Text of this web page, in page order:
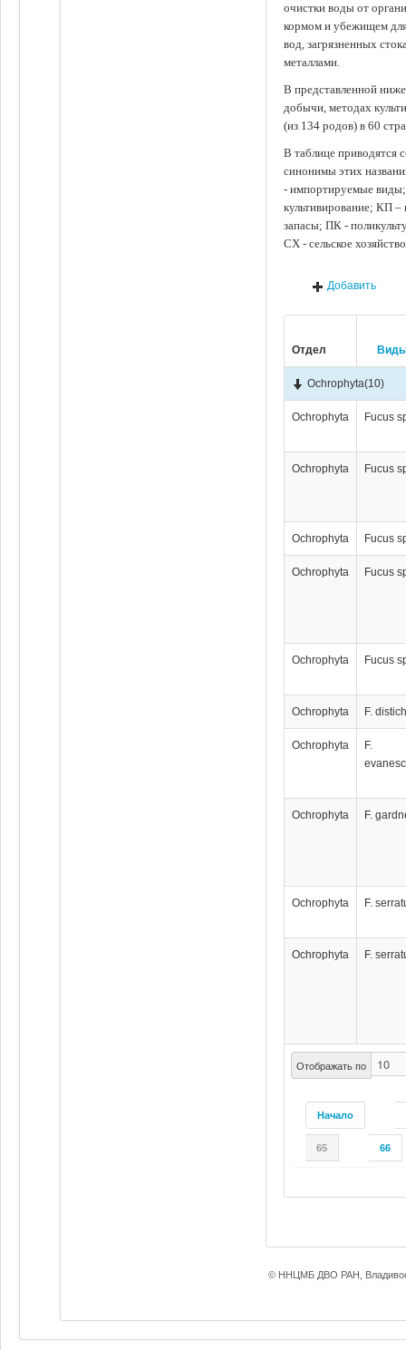
очистки воды от
кормом и убежищем
вод, загрязненных
металлами.
В представленной
добычи, методах
(из 134 родов) в 60
В таблице приводятся
синонимы этих
- импортируемые
культивирование; КП
запасы; ПК -
СХ - сельское
Добавить
Отдел
Отображать по
Начало
65 66
Ochrophyta(10)
Ochrophyta Fucus
Ochrophyta Fucus
Ochrophyta Fucus
Ochrophyta Fucus
Ochrophyta Fucus
Ochrophyta F.
Ochrophyta
F.
Ochrophyta F.
Ochrophyta F.
Ochrophyta F.
© ННЦМБ ДВО РАН,